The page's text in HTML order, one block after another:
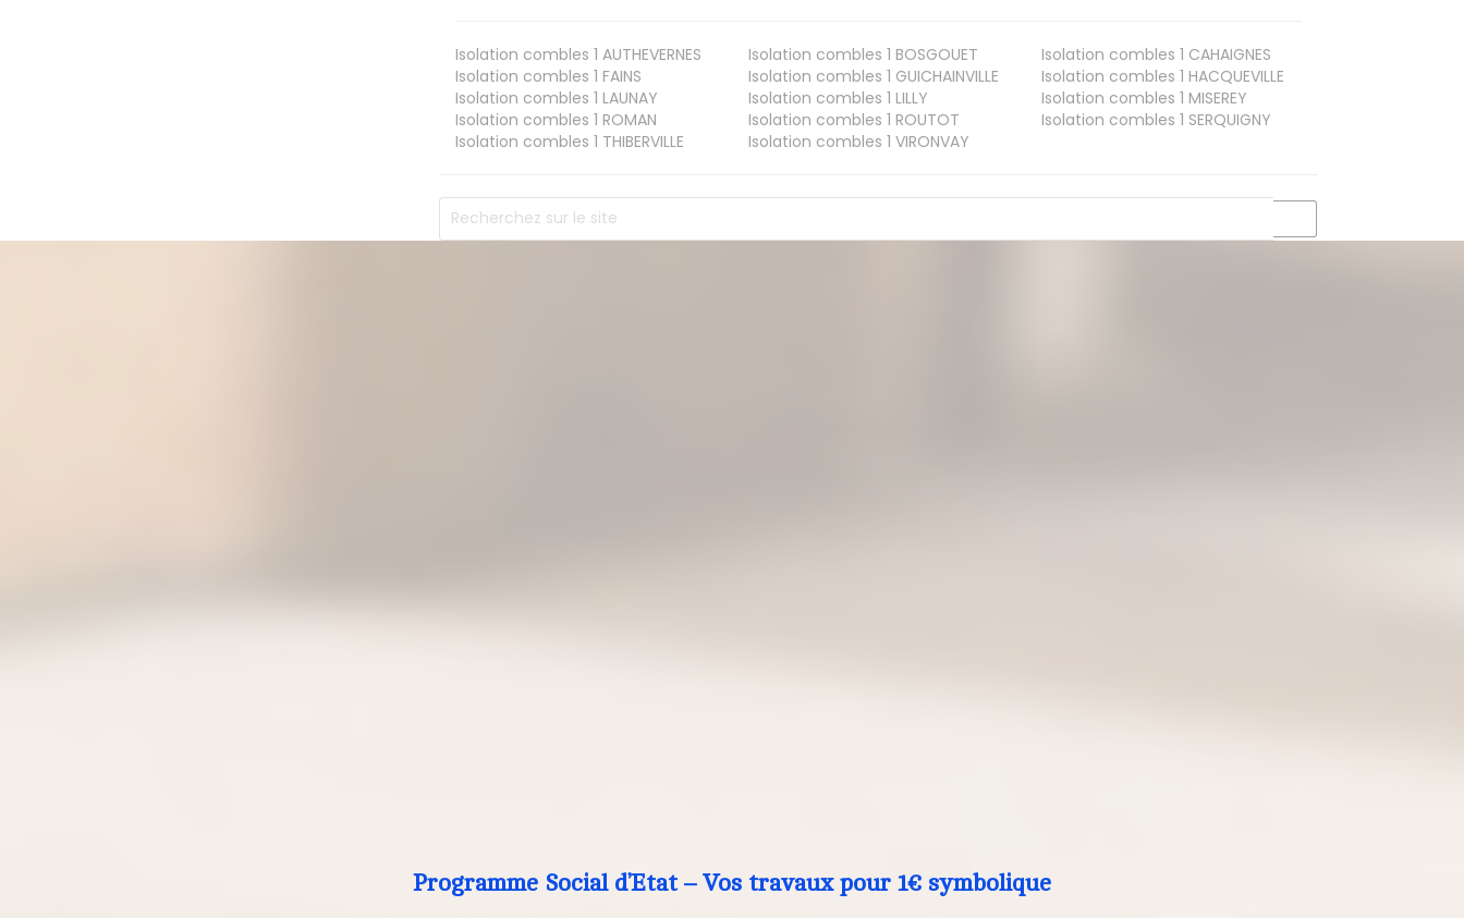
Isolation combles 1 AUTHEVERNES Isolation combles 1 BOSGOUET Isolation combles 1 CAHAIGNES
Isolation combles 1 FAINS Isolation combles 1 GUICHAINVILLE Isolation combles 1 HACQUEVILLE
Isolation combles 1 LAUNAY Isolation combles 1 LILLY Isolation combles 1 MISEREY
Isolation combles 1 ROMAN Isolation combles 1 ROUTOT Isolation combles 1 SERQUIGNY
Isolation combles 1 THIBERVILLE Isolation combles 1 VIRONVAY
Programme Social d’Etat – Vos travaux pour 1€ symbolique